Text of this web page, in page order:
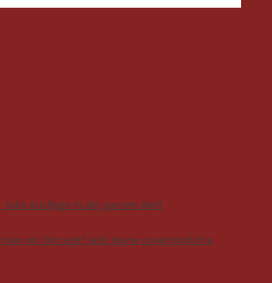
Ausflüge in der ganzen Welt
vor Ort reist? Jetzt deine unverbindliche